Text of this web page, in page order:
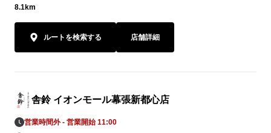
8.1km
ルートを検索する 店舗詳細
舎鈴 イオンモール幕張新都心店
営業時間外 - 営業開始 11:00